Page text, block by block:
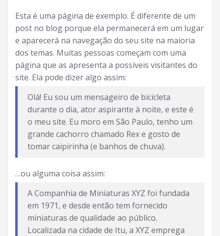
Esta é uma página de exemplo. É diferente de um
post no blog porque ela permanecerá em um lugar
e aparecerá na navegação do seu site na maioria
dos temas. Muitas pessoas começam com uma
página que as apresenta a possíveis visitantes do
site. Ela pode dizer algo assim:
Olá! Eu sou um mensageiro de bicicleta
durante o dia, ator aspirante à noite, e este é
o meu site. Eu moro em São Paulo, tenho um
grande cachorro chamado Rex e gosto de
tomar caipirinha (e banhos de chuva).
…ou alguma coisa assim:
A Companhia de Miniaturas XYZ foi fundada
em 1971, e desde então tem fornecido
miniaturas de qualidade ao público.
Localizada na cidade de Itu, a XYZ emprega